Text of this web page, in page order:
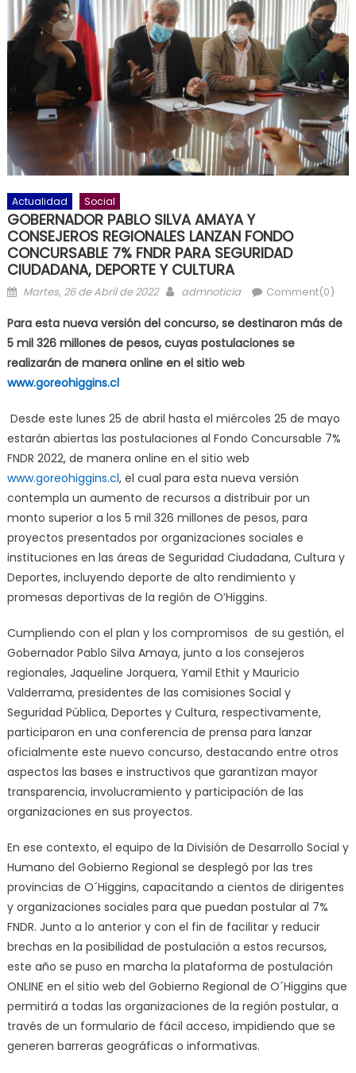
Actualidad Social
GOBERNADOR PABLO SILVA AMAYA Y
CONSEJEROS REGIONALES LANZAN FONDO
CONCURSABLE 7% FNDR PARA SEGURIDAD
CIUDADANA, DEPORTE Y CULTURA
Posted on
Martes, 26 de Abril de 2022 Author
admnoticia Comment(0)
Para esta nueva versión del concurso, se destinaron más de
5 mil 326 millones de pesos, cuyas postulaciones se
realizarán de manera online en el sitio web
www.goreohiggins.cl
Desde este lunes 25 de abril hasta el miércoles 25 de mayo
estarán abiertas las postulaciones al Fondo Concursable 7%
FNDR 2022, de manera online en el sitio web
www.goreohiggins.cl, el cual para esta nueva versión
contempla un aumento de recursos a distribuir por un
monto superior a los 5 mil 326 millones de pesos, para
proyectos presentados por organizaciones sociales e
instituciones en las áreas de Seguridad Ciudadana, Cultura y
Deportes, incluyendo deporte de alto rendimiento y
promesas deportivas de la región de O’Higgins.
Cumpliendo con el plan y los compromisos de su gestión, el
Gobernador Pablo Silva Amaya, junto a los consejeros
regionales, Jaqueline Jorquera, Yamil Ethit y Mauricio
Valderrama, presidentes de las comisiones Social y
Seguridad Pública, Deportes y Cultura, respectivamente,
participaron en una conferencia de prensa para lanzar
oficialmente este nuevo concurso, destacando entre otros
aspectos las bases e instructivos que garantizan mayor
transparencia, involucramiento y participación de las
organizaciones en sus proyectos.
En ese contexto, el equipo de la División de Desarrollo Social y
Humano del Gobierno Regional se desplegó por las tres
provincias de O´Higgins, capacitando a cientos de dirigentes
y organizaciones sociales para que puedan postular al 7%
FNDR. Junto a lo anterior y con el fin de facilitar y reducir
brechas en la posibilidad de postulación a estos recursos,
este año se puso en marcha la plataforma de postulación
ONLINE en el sitio web del Gobierno Regional de O´Higgins que
permitirá a todas las organizaciones de la región postular, a
través de un formulario de fácil acceso, impidiendo que se
generen barreras geográficas o informativas.